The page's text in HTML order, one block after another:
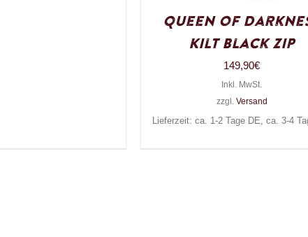
Queen of
Kilt Black Zip
149,90€
Inkl. MwSt.
zzgl. Versand
Lieferzeit: ca. 1-2 Tage DE, ca. 3-4